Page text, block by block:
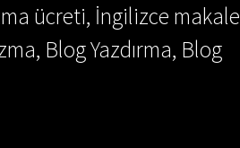
ücreti, İngilizce makale
Blog Yazdırma, Blog